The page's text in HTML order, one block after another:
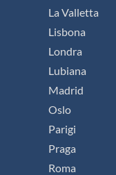
La Valletta
Lisbona
Londra
Lubiana
Madrid
Oslo
Parigi
Praga
Roma